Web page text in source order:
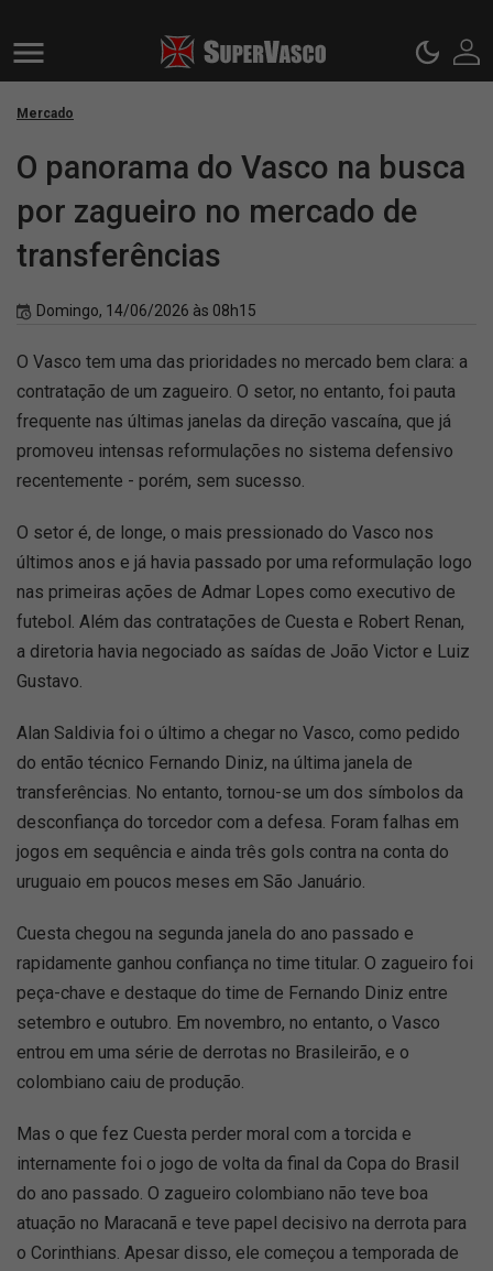
Mercado
O panorama do Vasco na busca
por zagueiro no mercado de
transferências
Domingo, 14/06/2026 às 08h15
O Vasco tem uma das prioridades no mercado bem clara: a
contratação de um zagueiro. O setor, no entanto, foi pauta
frequente nas últimas janelas da direção vascaína, que já
promoveu intensas reformulações no sistema defensivo
recentemente - porém, sem sucesso.
O setor é, de longe, o mais pressionado do Vasco nos
últimos anos e já havia passado por uma reformulação logo
nas primeiras ações de Admar Lopes como executivo de
futebol. Além das contratações de Cuesta e Robert Renan,
a diretoria havia negociado as saídas de João Victor e Luiz
Gustavo.
Alan Saldivia foi o último a chegar no Vasco, como pedido
do então técnico Fernando Diniz, na última janela de
transferências. No entanto, tornou-se um dos símbolos da
desconfiança do torcedor com a defesa. Foram falhas em
jogos em sequência e ainda três gols contra na conta do
uruguaio em poucos meses em São Januário.
Cuesta chegou na segunda janela do ano passado e
rapidamente ganhou confiança no time titular. O zagueiro foi
peça-chave e destaque do time de Fernando Diniz entre
setembro e outubro. Em novembro, no entanto, o Vasco
entrou em uma série de derrotas no Brasileirão, e o
colombiano caiu de produção.
Mas o que fez Cuesta perder moral com a torcida e
internamente foi o jogo de volta da final da Copa do Brasil
do ano passado. O zagueiro colombiano não teve boa
atuação no Maracanã e teve papel decisivo na derrota para
o Corinthians. Apesar disso, ele começou a temporada de